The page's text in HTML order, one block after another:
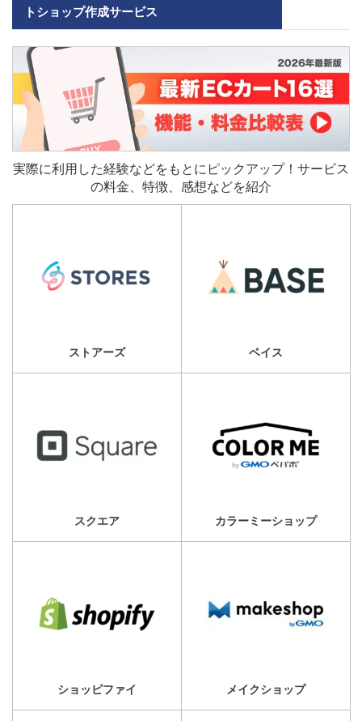
トショップ作成サービス
実際に利用した経験などをもとにピックアップ！サービス
の料金、特徴、感想などを紹介
ストアーズ ベイス
スクエア カラーミーショップ
ショッピファイ メイクショップ